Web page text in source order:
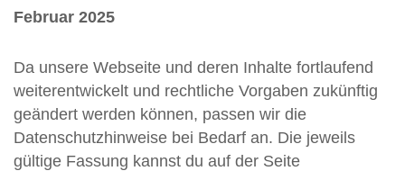
Februar 2025
Da unsere Webseite und deren Inhalte fortlaufend
weiterentwickelt und rechtliche Vorgaben zukünftig
geändert werden können, passen wir die
Datenschutzhinweise bei Bedarf an. Die jeweils
gültige Fassung kannst du auf der Seite